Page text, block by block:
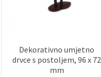
Dekorativno umjetno
drvce s postoljem, 96 x 72
mm